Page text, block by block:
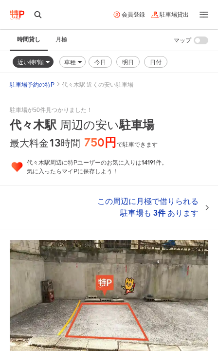
会員登録 駐車場貸出
時間貸し 月極
近い特P順 車種 今日 明日 日付
マップ
駐車場予約の特P 代々木駅 近くの安い駐車場
駐車場が50件見つかりました！
代々木駅 周辺の安い駐車場
最大料金13時間 750円で駐車できます
代々木駅周辺に特Pユーザーのお気に入りは14191件。
気に入ったらマイPに保存しよう！
この周辺に月極で借りられる
駐車場も 3件あります